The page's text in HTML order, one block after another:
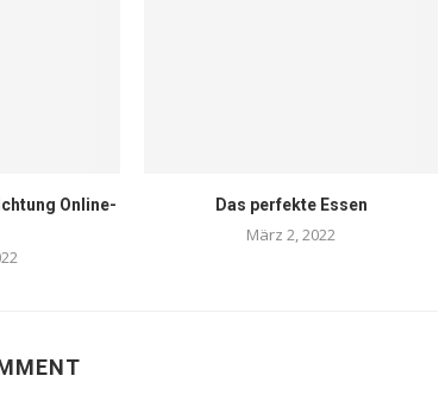
Online-
Das perfekte Essen
März 2, 2022